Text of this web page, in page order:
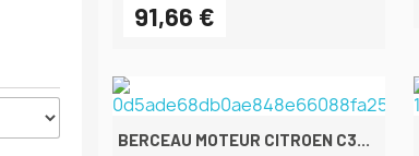
91,66 €
BERCEAU MOTEUR CITROEN C3...